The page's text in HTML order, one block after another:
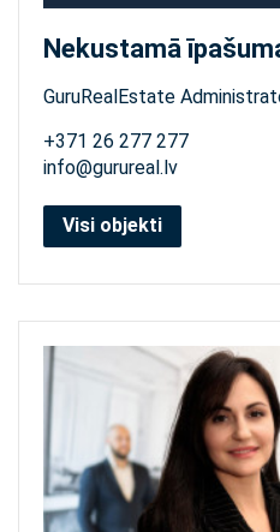
Nekustamā
GuruRealEstate
+371 26 277 277
info@gurureal.lv
Visi objekti